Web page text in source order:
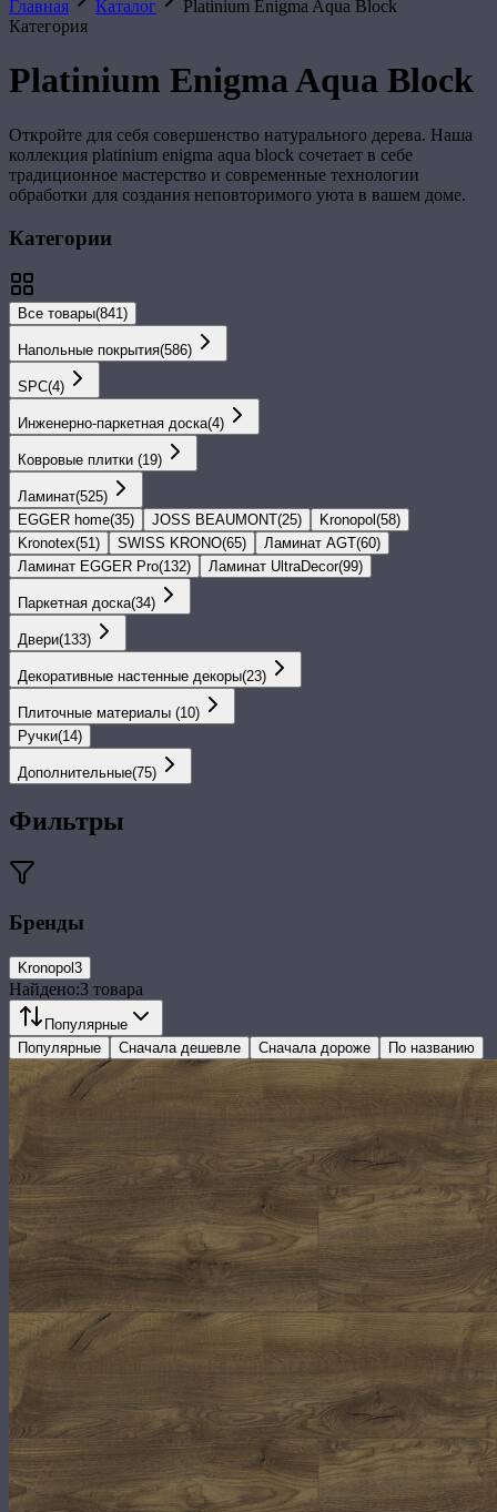
Главная Каталог
Platinium Enigma Aqua Block
Категория
Platinium Enigma Aqua Block
Откройте для себя совершенство натурального дерева. Наша
коллекция platinium enigma aqua block сочетает в себе
традиционное мастерство и современные технологии
обработки для создания неповторимого уюта в вашем доме.
Категории
Все товары(841)
Напольные покрытия(586)
SPС(4)
Инженерно-паркетная доска(4)
Ковровые плитки (19)
Ламинат(525)
EGGER home(35) JOSS BEAUMONT(25) Kronopol (58)
Kronotex(51) SWISS KRONO(65) Ламинат AGT(60)
Ламинат EGGER Pro(132) Ламинат UltraDecor(99)
Паркетная доска(34)
Двери(133)
Декоративные настенные декоры(23)
Плиточные материалы (10)
Ручки(14)
Дополнительные(75)
Фильтры
Бренды
Kronopol3
Найдено:3 товара
Популярные
Популярные
Сначала дешевле Сначала дороже По названию